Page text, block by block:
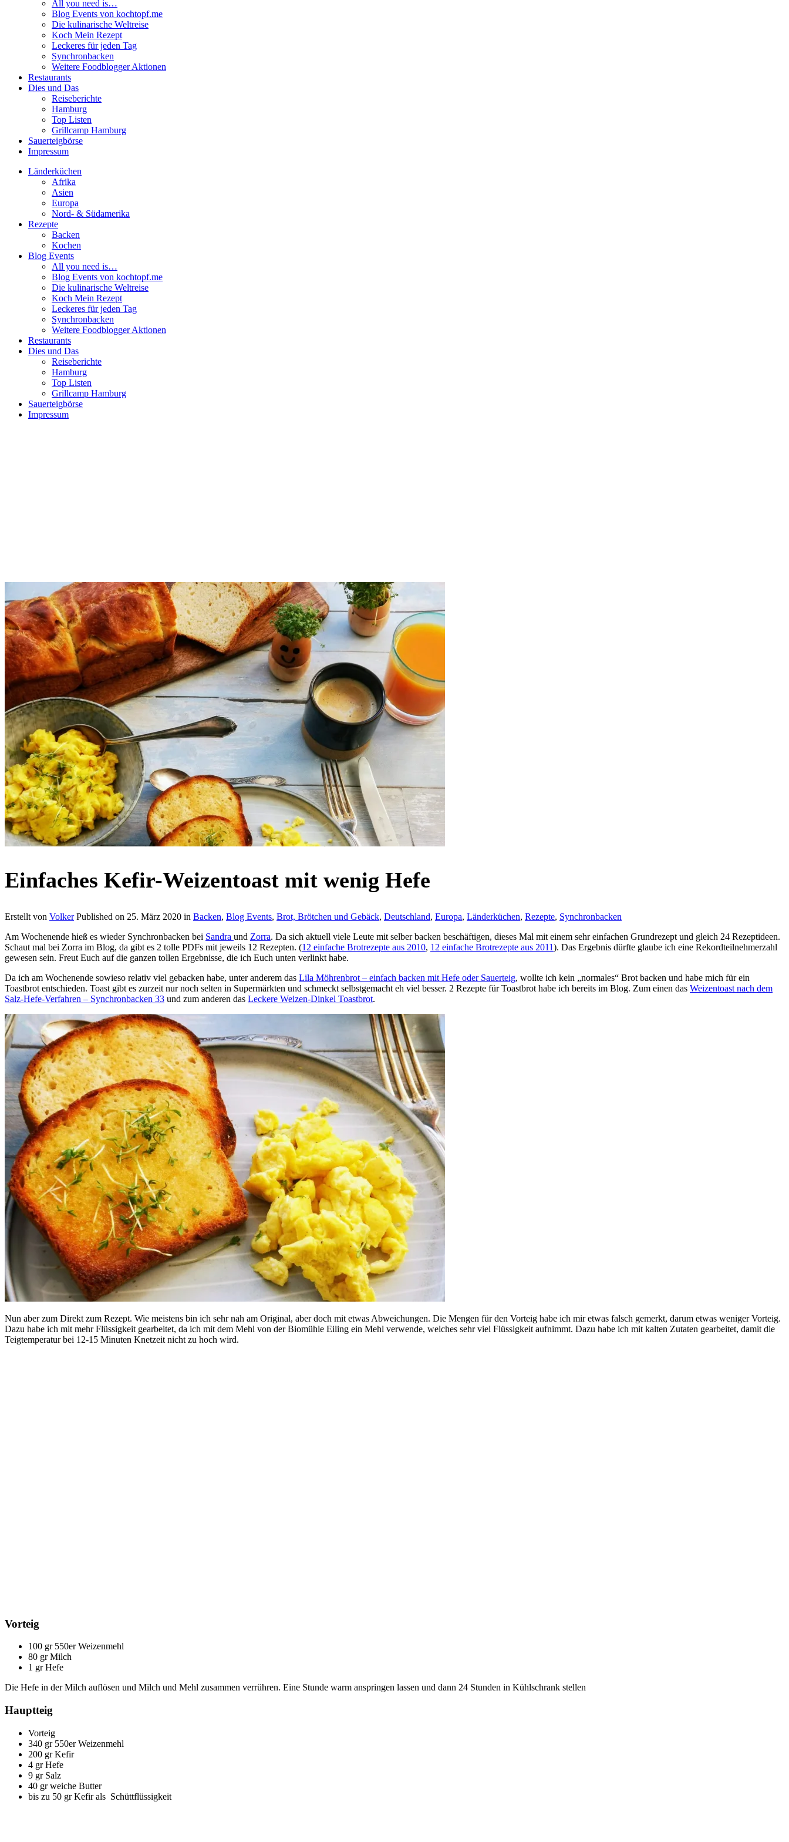
All you need is…
Blog Events von kochtopf.me
Die kulinarische Weltreise
Koch Mein Rezept
Leckeres für jeden Tag
Synchronbacken
Weitere Foodblogger Aktionen
Restaurants
Dies und Das
Reiseberichte
Hamburg
Top Listen
Grillcamp Hamburg
Sauerteigbörse
Impressum
Länderküchen
Afrika
Asien
Europa
Nord- & Südamerika
Rezepte
Backen
Kochen
Blog Events
All you need is…
Blog Events von kochtopf.me
Die kulinarische Weltreise
Koch Mein Rezept
Leckeres für jeden Tag
Synchronbacken
Weitere Foodblogger Aktionen
Restaurants
Dies und Das
Reiseberichte
Hamburg
Top Listen
Grillcamp Hamburg
Sauerteigbörse
Impressum
Einfaches Kefir-Weizentoast mit wenig Hefe
Erstellt von Volker Published on 25. März 2020 in Backen, Blog Events, Brot, Brötchen und Gebäck, Deutschland, Europa, Länderküchen, Rezepte, Synchronbacken
Am Wochenende hieß es wieder Synchronbacken bei Sandra und Zorra. Da sich aktuell viele Leute mit selber backen beschäftigen, dieses Mal mit einem sehr einfachen Grundrezept und gleich 24 Rezeptideen.
Schaut mal bei Zorra im Blog, da gibt es 2 tolle PDFs mit jeweils 12 Rezepten. (12 einfache Brotrezepte aus 2010, 12 einfache Brotrezepte aus 2011). Das Ergebnis dürfte glaube ich eine Rekordteilnehmerzahl
gewesen sein. Freut Euch auf die ganzen tollen Ergebnisse, die ich Euch unten verlinkt habe.
Da ich am Wochenende sowieso relativ viel gebacken habe, unter anderem das Lila Möhrenbrot – einfach backen mit Hefe oder Sauerteig, wollte ich kein „normales“ Brot backen und habe mich für ein
Toastbrot entschieden. Toast gibt es zurzeit nur noch selten in Supermärkten und schmeckt selbstgemacht eh viel besser. 2 Rezepte für Toastbrot habe ich bereits im Blog. Zum einen das Weizentoast nach dem
Salz-Hefe-Verfahren – Synchronbacken 33 und zum anderen das Leckere Weizen-Dinkel Toastbrot.
Nun aber zum Direkt zum Rezept. Wie meistens bin ich sehr nah am Original, aber doch mit etwas Abweichungen. Die Mengen für den Vorteig habe ich mir etwas falsch gemerkt, darum etwas weniger Vorteig.
Dazu habe ich mit mehr Flüssigkeit gearbeitet, da ich mit dem Mehl von der Biomühle Eiling ein Mehl verwende, welches sehr viel Flüssigkeit aufnimmt. Dazu habe ich mit kalten Zutaten gearbeitet, damit die
Teigtemperatur bei 12-15 Minuten Knetzeit nicht zu hoch wird.
Vorteig
100 gr 550er Weizenmehl
80 gr Milch
1 gr Hefe
Die Hefe in der Milch auflösen und Milch und Mehl zusammen verrühren. Eine Stunde warm anspringen lassen und dann 24 Stunden in Kühlschrank stellen
Hauptteig
Vorteig
340 gr 550er Weizenmehl
200 gr Kefir
4 gr Hefe
9 gr Salz
40 gr weiche Butter
bis zu 50 gr Kefir als Schüttflüssigkeit